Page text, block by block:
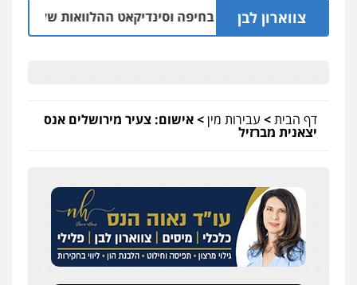
צווארון לבן
יו"ר ש"ס לשעבר בחיפה וסינדיקאט ההלוואות של משפחת
דף הבית> עבירות מין>אישום: צעיר מירושלים אנס
יצאנית מברזיל